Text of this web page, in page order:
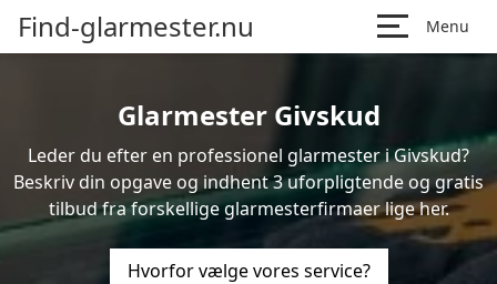
Find-glarmester.nu Menu
Glarmester Givskud
Leder du efter en professionel glarmester i Givskud?
Beskriv din opgave og indhent 3 uforpligtende og gratis
tilbud fra forskellige glarmesterfirmaer lige her.
Hvorfor vælge vores service?